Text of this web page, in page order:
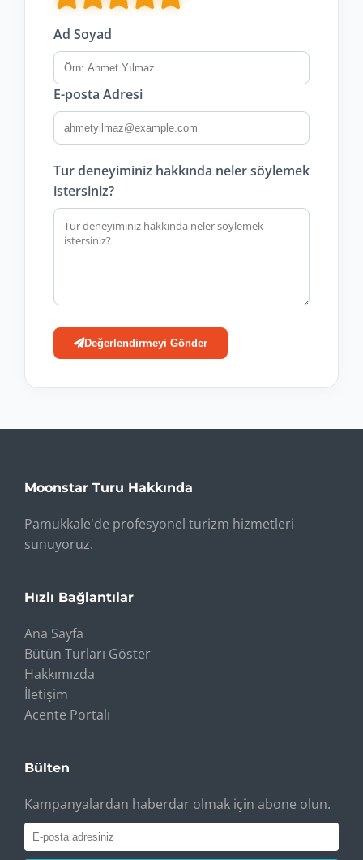
Ad Soyad
E-posta Adresi
Tur deneyiminiz hakkında neler söylemek
istersiniz?
Değerlendirmeyi Gönder
Moonstar Turu Hakkında
Pamukkale'de profesyonel turizm hizmetleri
sunuyoruz.
Hızlı Bağlantılar
Ana Sayfa
Bütün Turları Göster
Hakkımızda
İletişim
Acente Portalı
Bülten
Kampanyalardan haberdar olmak için abone olun.